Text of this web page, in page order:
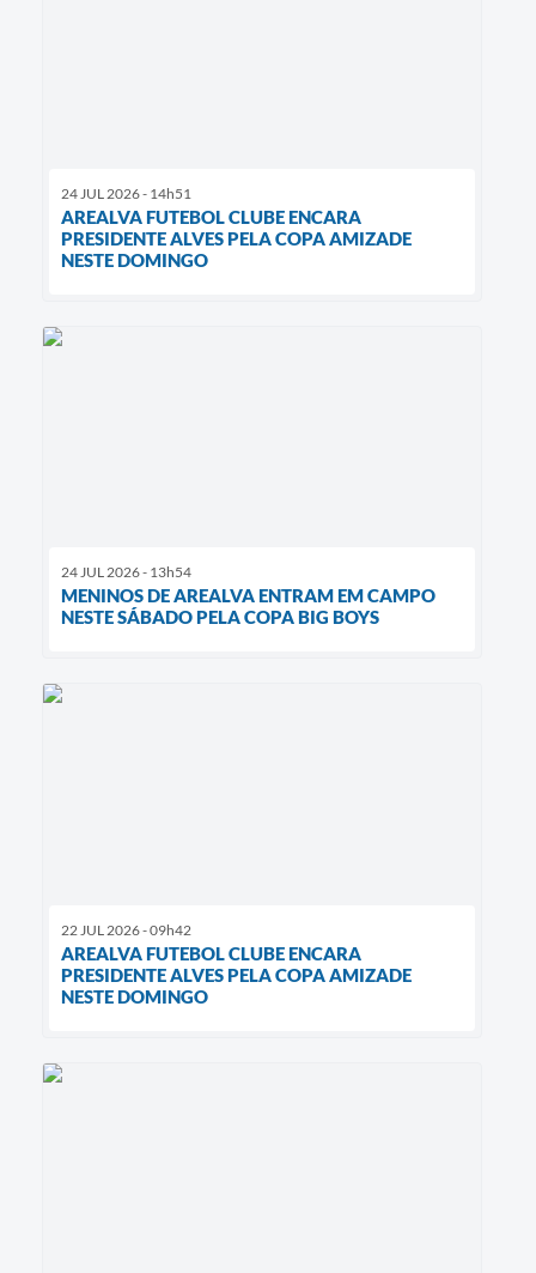
24 JUL 2026 - 14h51
AREALVA FUTEBOL CLUBE ENCARA
PRESIDENTE ALVES PELA COPA AMIZADE
NESTE DOMINGO
24 JUL 2026 - 13h54
MENINOS DE AREALVA ENTRAM EM CAMPO
NESTE SÁBADO PELA COPA BIG BOYS
22 JUL 2026 - 09h42
AREALVA FUTEBOL CLUBE ENCARA
PRESIDENTE ALVES PELA COPA AMIZADE
NESTE DOMINGO